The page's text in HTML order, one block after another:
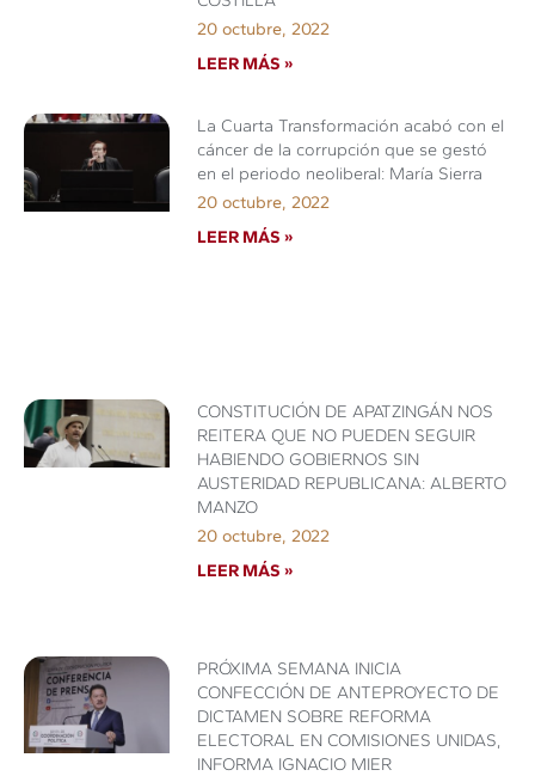
20 octubre, 2022
LEER MÁS »
La Cuarta Transformación acabó con el
cáncer de la corrupción que se gestó
en el periodo neoliberal: María Sierra
20 octubre, 2022
LEER MÁS »
CONSTITUCIÓN DE APATZINGÁN NOS
REITERA QUE NO PUEDEN SEGUIR
HABIENDO GOBIERNOS SIN
AUSTERIDAD REPUBLICANA: ALBERTO
MANZO
20 octubre, 2022
LEER MÁS »
PRÓXIMA SEMANA INICIA
CONFECCIÓN DE ANTEPROYECTO DE
DICTAMEN SOBRE REFORMA
ELECTORAL EN COMISIONES UNIDAS,
INFORMA IGNACIO MIER